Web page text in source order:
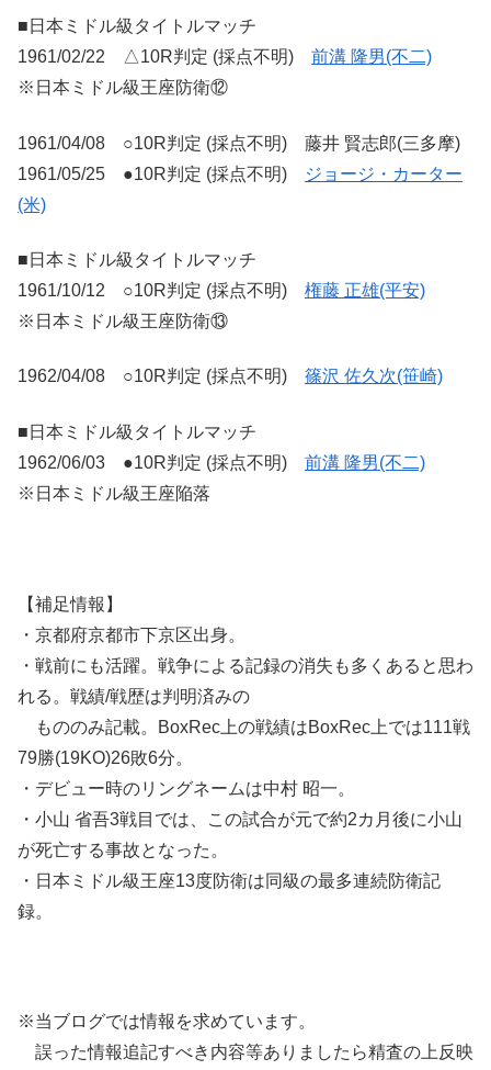
■日本ミドル級タイトルマッチ
1961/02/22 △10R判定 (採点不明) 前溝 隆男(不二)
※日本ミドル級王座防衛⑫
1961/04/08 ○10R判定 (採点不明) 藤井 賢志郎(三多摩)
1961/05/25 ●10R判定 (採点不明)
ジョージ・カーター
(米)
■日本ミドル級タイトルマッチ
1961/10/12 ○10R判定 (採点不明) 権藤 正雄(平安)
※日本ミドル級王座防衛⑬
1962/04/08 ○10R判定 (採点不明) 篠沢 佐久次(笹崎)
■日本ミドル級タイトルマッチ
1962/06/03 ●10R判定 (採点不明) 前溝 隆男(不二)
※日本ミドル級王座陥落
【補足情報】
・京都府京都市下京区出身。
・戦前にも活躍。戦争による記録の消失も多くあると思わ
れる。戦績/戦歴は判明済みの
もののみ記載。BoxRec上の戦績はBoxRec上では111戦
79勝(19KO)26敗6分。
・デビュー時のリングネームは中村 昭一。
・小山 省吾3戦目では、この試合が元で約2カ月後に小山
が死亡する事故となった。
・日本ミドル級王座13度防衛は同級の最多連続防衛記
録。
※当ブログでは情報を求めています。
誤った情報追記すべき内容等ありましたら精査の上反映